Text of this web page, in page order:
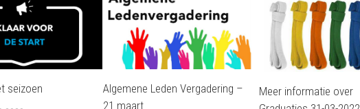
seizoen
Algemene Leden Vergadering –
21 maart
Meer informatie over